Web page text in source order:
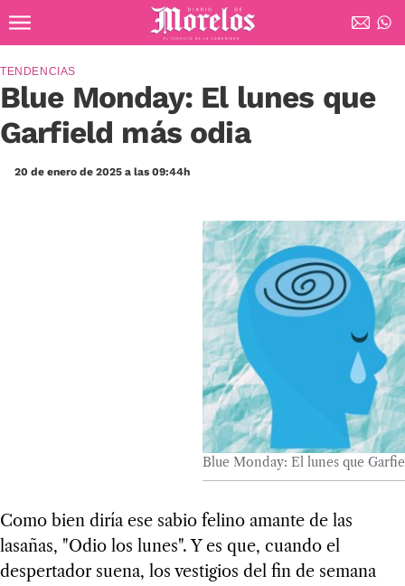
Diario de Morelos
Blue Monday: El lunes que
Garfield más odia
TENDENCIAS
20 de enero de 2025 a las 09:44h
Blue Monday: El lunes que
Como bien diría ese sabio felino amante de las
lasañas, "Odio los lunes". Y es que, cuando el
despertador suena, los vestigios del fin de semana